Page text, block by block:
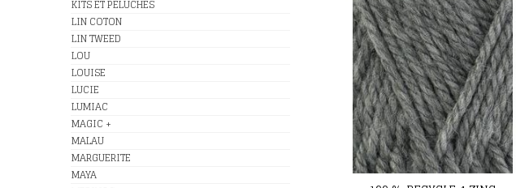
KITS ET PELUCHES
LIN COTON
LIN TWEED
LOU
LOUISE
LUCIE
LUMIAC
MAGIC +
MALAU
MARGUERITE
MAYA